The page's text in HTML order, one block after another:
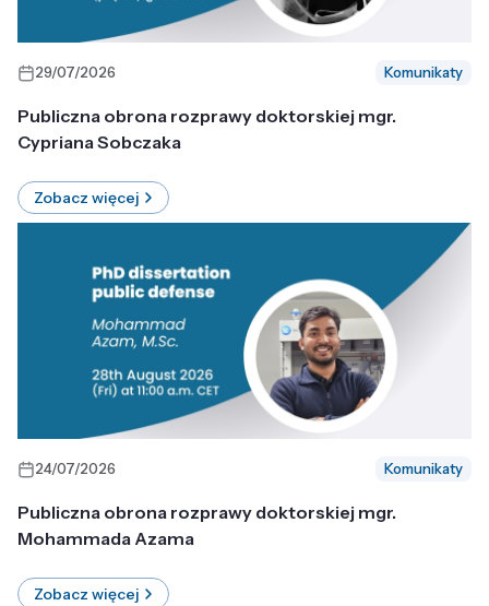
29/07/2026 Komunikaty
Publiczna obrona rozprawy doktorskiej mgr.
Cypriana Sobczaka
Zobacz więcej
24/07/2026 Komunikaty
Publiczna obrona rozprawy doktorskiej mgr.
Mohammada Azama
Zobacz więcej